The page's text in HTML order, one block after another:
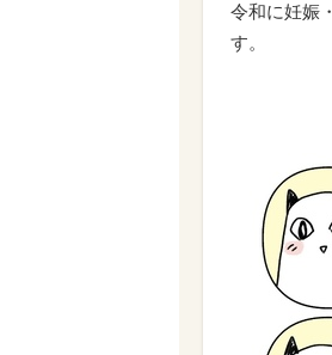
令和に妊娠
す。